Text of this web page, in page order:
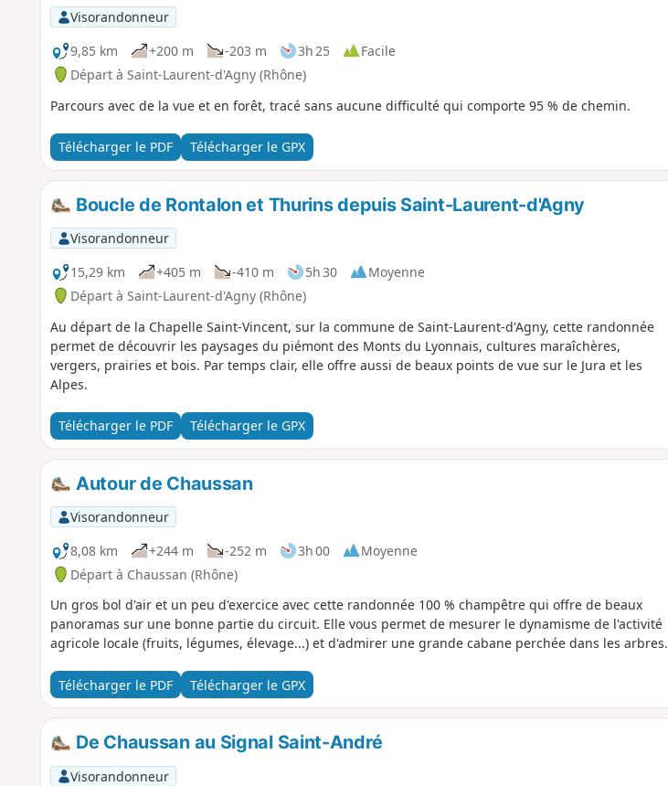
Visorandonneur
9,85 km
+200 m -203 m 3h 25
Facile
Départ à Saint-Laurent-d'Agny (Rhône)
Parcours avec de la vue et en forêt, tracé sans aucune difficulté qui comporte 95 % de chemin.
Télécharger le PDF Télécharger le GPX
Boucle de Rontalon et Thurins depuis Saint-Laurent-d'Agny
Visorandonneur
15,29 km
+405 m -410 m 5h 30
Moyenne
Départ à Saint-Laurent-d'Agny (Rhône)
Au départ de la Chapelle Saint-Vincent, sur la commune de Saint-Laurent-d'Agny, cette randonnée
permet de découvrir les paysages du piémont des Monts du Lyonnais, cultures maraîchères,
vergers, prairies et bois. Par temps clair, elle offre aussi de beaux points de vue sur le Jura et les
Alpes.
Télécharger le PDF Télécharger le GPX
Autour de Chaussan
Visorandonneur
8,08 km
+244 m -252 m 3h 00
Moyenne
Départ à Chaussan (Rhône)
Un gros bol d'air et un peu d'exercice avec cette randonnée 100 % champêtre qui offre de beaux
panoramas sur une bonne partie du circuit. Elle vous permet de mesurer le dynamisme de l'activité
agricole locale (fruits, légumes, élevage...) et d'admirer une grande cabane perchée dans les arbres.
Télécharger le PDF Télécharger le GPX
De Chaussan au Signal Saint-André
Visorandonneur